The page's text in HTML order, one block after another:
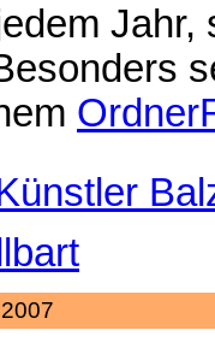
Jahr,